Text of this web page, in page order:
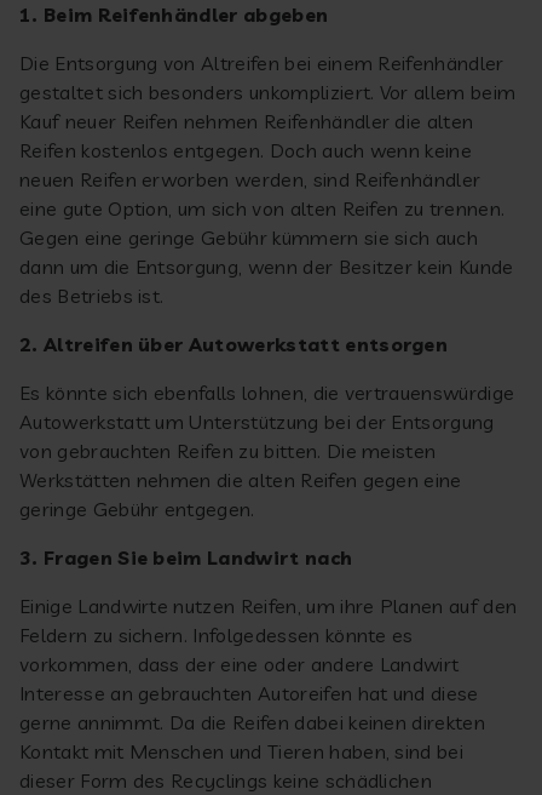
1. Beim Reifenhändler abgeben
Die Entsorgung von Altreifen bei einem Reifenhändler
gestaltet sich besonders unkompliziert. Vor allem beim
Kauf neuer Reifen nehmen Reifenhändler die alten
Reifen kostenlos entgegen. Doch auch wenn keine
neuen Reifen erworben werden, sind Reifenhändler
eine gute Option, um sich von alten Reifen zu trennen.
Gegen eine geringe Gebühr kümmern sie sich auch
dann um die Entsorgung, wenn der Besitzer kein Kunde
des Betriebs ist.
2. Altreifen über Autowerkstatt entsorgen
Es könnte sich ebenfalls lohnen, die vertrauenswürdige
Autowerkstatt um Unterstützung bei der Entsorgung
von gebrauchten Reifen zu bitten. Die meisten
Werkstätten nehmen die alten Reifen gegen eine
geringe Gebühr entgegen.
3. Fragen Sie beim Landwirt nach
Einige Landwirte nutzen Reifen, um ihre Planen auf den
Feldern zu sichern. Infolgedessen könnte es
vorkommen, dass der eine oder andere Landwirt
Interesse an gebrauchten Autoreifen hat und diese
gerne annimmt. Da die Reifen dabei keinen direkten
Kontakt mit Menschen und Tieren haben, sind bei
dieser Form des Recyclings keine schädlichen